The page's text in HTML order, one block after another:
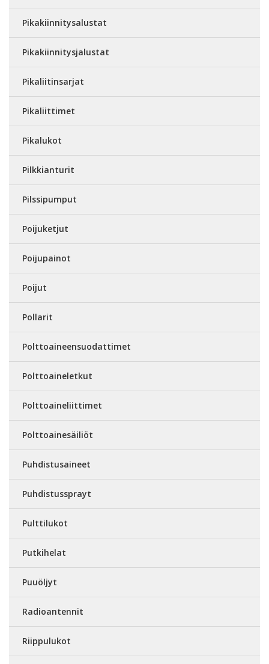
Pikakiinnitysalustat
Pikakiinnitysjalustat
Pikaliitinsarjat
Pikaliittimet
Pikalukot
Pilkkianturit
Pilssipumput
Poijuketjut
Poijupainot
Poijut
Pollarit
Polttoaineensuodattimet
Polttoaineletkut
Polttoaineliittimet
Polttoainesäiliöt
Puhdistusaineet
Puhdistussprayt
Pulttilukot
Putkihelat
Puuöljyt
Radioantennit
Riippulukot